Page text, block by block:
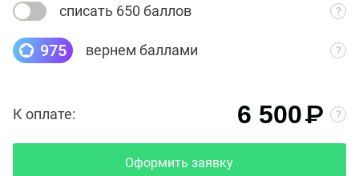
списать 650 баллов
975 вернем баллами
К оплате: 6 500₽
Оформить заявку